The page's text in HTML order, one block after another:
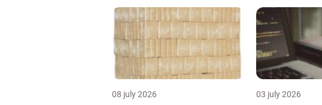
08 july 2026 03 july 2026